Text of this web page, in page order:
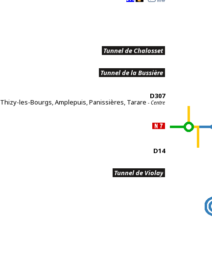
Tunnel de Chalosset
Tunnel de la Bussière
D307
Thizy-les-Bourgs, Amplepuis, Panissières, Tarare - Centre
D14
Tunnel de Violay